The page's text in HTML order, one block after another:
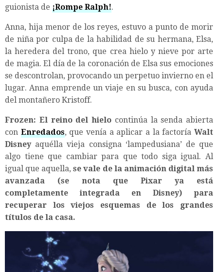
guionista de ¡Rompe Ralph!.
Anna, hija menor de los reyes, estuvo a punto de morir
de niña por culpa de la habilidad de su hermana, Elsa,
la heredera del trono, que crea hielo y nieve por arte
de magia. El día de la coronación de Elsa sus emociones
se descontrolan, provocando un perpetuo invierno en el
lugar. Anna emprende un viaje en su busca, con ayuda
del montañero Kristoff.
Frozen: El reino del hielo continúa la senda abierta
con Enredados, que venía a aplicar a la factoríaWalt
Disneyaquélla vieja consigna ‘lampedusiana’ de que
algo tiene que cambiar para que todo siga igual. Al
igual que aquella,se vale de la animación digital más
avanzada (se nota que Pixar ya está
completamente integrada en Disney) para
recuperar los viejos esquemas de los grandes
títulos de la casa.